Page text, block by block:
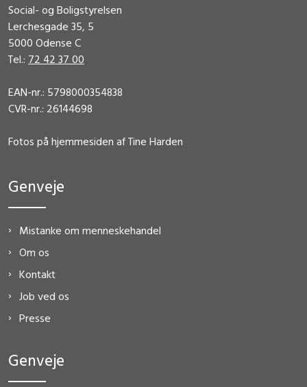
Social- og Boligstyrelsen
Lerchesgade 35, 5
5000 Odense C
Tel.: 72 42 37 00
EAN-nr.: 5798000354838
CVR-nr.: 26144698
Fotos på hjemmesiden af Tine Harden
Genveje
Mistanke om menneskehandel
Om os
Kontakt
Job ved os
Presse
Genveje